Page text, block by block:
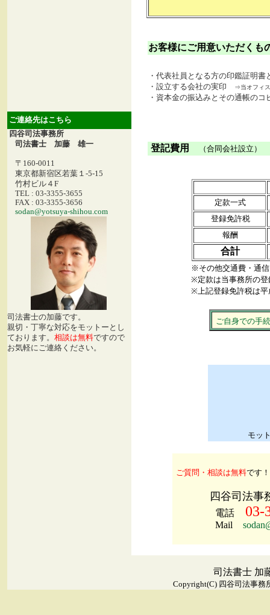
お客様にご用意いただくも
・代表社員となる方の印鑑証明書
・設立する会社の実印
⇒当オフィス
・資本金の振込みとその通帳のコ
登記費用 （合同会社設立）
定款一式
登録免許税
報酬
合計
※その他交通費・通
※定款は当事務所の登
※上記登録免許税は平
ご自身での手
モッ
ご質問・相談は無料です
四谷司法
電話 03-
Mail
ご連絡先はこちら
四谷司法事務所
司法書士 加藤 雄一
〒160-0011
東京都新宿区若葉１-5-15
竹村ビル４F
TEL : 03-3355-3655
FAX : 03-3355-3656
sodan@yotsuya-shihou.com
司法書士の加藤です。
親切・丁寧な対応をモットーとし
ております。 相談は無料ですので
お気軽にご連絡ください。
司法書士 加
Copyright(C) 四谷司法事